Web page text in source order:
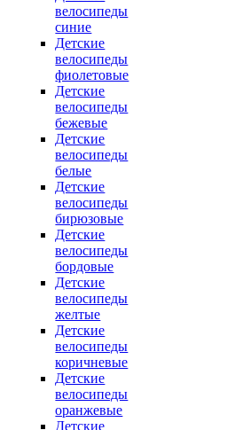
велосипеды
синие
Детские
велосипеды
фиолетовые
Детские
велосипеды
бежевые
Детские
велосипеды
белые
Детские
велосипеды
бирюзовые
Детские
велосипеды
бордовые
Детские
велосипеды
желтые
Детские
велосипеды
коричневые
Детские
велосипеды
оранжевые
Детские